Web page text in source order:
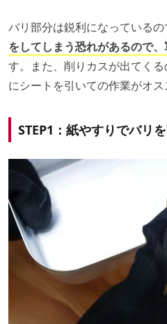
バリ部分は鋭利になっているの
をしてしまう恐れがあるので
す。また、削りカスが出てく
にシートを引いての作業がオス
STEP1：紙やすりでバリ